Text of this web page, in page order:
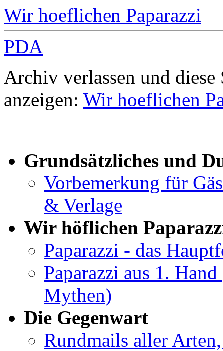
Wir hoeflichen Paparazzi
PDA
Archiv verlassen und diese
anzeigen: Wir hoeflichen
Grundsätzliches und
Vorbemerkung für
& Verlage
Wir höflichen
Paparazzi - das
Paparazzi aus 1.
Mythen)
Die Gegenwart
Rundmails aller